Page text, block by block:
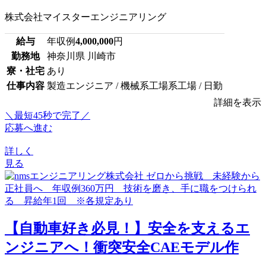
株式会社マイスターエンジニアリング
給与 年収例4,000,000円
勤務地
神奈川県 川崎市
寮・社宅 あり
仕事内容 製造エンジニア / 機械系工場系工場 / 日勤
詳細を表示
＼最短45秒で完了／
応募へ進む
詳しく
見る
【自動車好き必見！】安全を支えるエ
ンジニアへ！衝突安全CAEモデル作